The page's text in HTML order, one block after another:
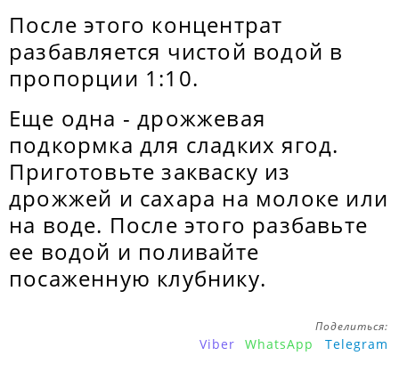
После этого концентрат
разбавляется чистой водой в
пропорции 1:10.
Еще одна - дрожжевая
подкормка для сладких ягод.
Приготовьте закваску из
дрожжей и сахара на молоке или
на воде. После этого разбавьте
ее водой и поливайте
посаженную клубнику.
Поделиться:
Viber WhatsApp Telegram